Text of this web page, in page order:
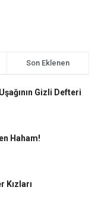
Son Eklenen
Gizli Defteri
Haham!
Kızları